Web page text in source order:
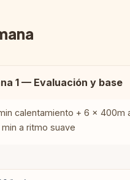
1 — Evaluación y base
calentamiento + 6 × 400m
a ritmo suave